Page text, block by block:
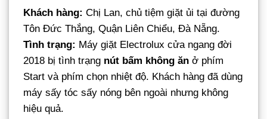
Khách hàng: Chị Lan, chủ tiệm giặt ủi tại đường
Tôn Đức Thắng, Quận Liên Chiểu, Đà Nẵng.
Tình trạng: Máy giặt Electrolux cửa ngang đời
2018 bị tình trạng nút bấm không ăn ở phím
Start và phím chọn nhiệt độ. Khách hàng đã dùng
máy sấy tóc sấy nóng bên ngoài nhưng không
hiệu quả.